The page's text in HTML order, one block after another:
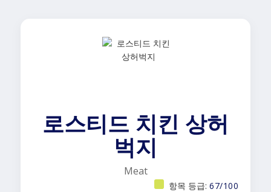
로스티드 치킨 상허
벅지
Meat
항목 등급: 67/100